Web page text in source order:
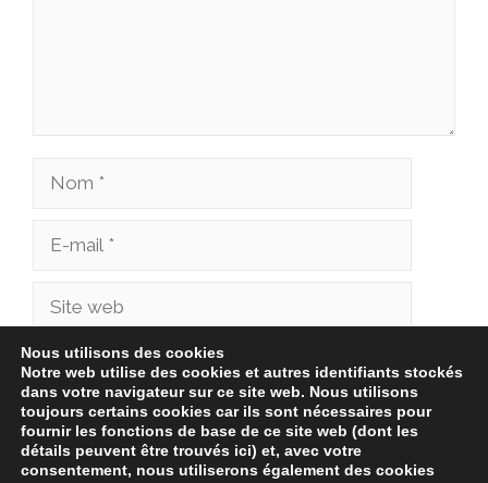
Nom
Site
web
Enregistrer mon nom, mon e-mail et mon site
dans le navigateur pour mon prochain
commentaire.
Nous utilisons des cookies
Notre web utilise des cookies et autres identifiants stockés
dans votre navigateur sur ce site web. Nous utilisons
toujours certains cookies car ils sont nécessaires pour
fournir les fonctions de base de ce site web (dont les
détails peuvent être trouvés ici) et, avec votre
consentement, nous utiliserons également des cookies